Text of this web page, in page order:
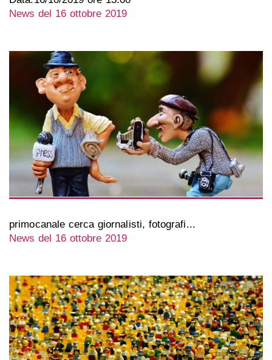
News del 16 ottobre 2019
primocanale cerca giornalisti, fotografi...
News del 16 ottobre 2019